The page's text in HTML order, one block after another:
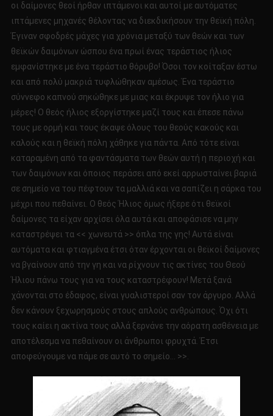
οι δαίμονες θεοί ήρθαν ιπτάμενοι και αυτοί με αυτόματες
ιπτάμενες μηχανές θέλοντας να διεκδικήσουν την θεϊκή πόλη.
Έγιναν σφοδρές μάχες για χρόνια μεταξύ των θεών και των
θεϊκών δαιμόνων ώσπου ένα πρωί ένας τεράστιος ήλιος
εμφανίστηκε με ένα τεράστιο θόρυβο! Όσοι τον κοίταξαν έστω
και από πολύ μακριά τυφλώθηκαν αμέσως. Ένα τεράστιο
σύννεφο καπνού σηκώθηκε με μιας και έκρυψε τον ήλιο για
μέρες! Ο θεός ήλιος εξοργίστηκε μαζί τους και έπεσε πάνω
τους με ορμή και τους έκαψε όλους του θεούς κακούς και
καλούς και η θεϊκή πόλη χάθηκε για πάντα. Από τότε είναι
καταραμένη από τα φαντάσματα των θεών αυτή η περιοχή και
των δαιμόνων και όποιος περάσει από εκεί αρρωσταίνει βαριά
σε σημείο να του πέφτουν τα μαλλιά και να σαπίζει η σάρκα του
μέχρι που πεθαίνει. Ο θεός Ήλιος όμως ήξερε ότι θεϊκοί
δαίμονες τα είχαν αρχίσει όλα αυτά και αποφάσισε να μην
καταστρέψει τα << χωνευτά >> όπλα της γης! Αυτά είναι
αυτόματα και φτιαγμένα έτσι όταν έρχονται οι θεϊκοί δαίμονες
να βγαίνουν από την γη και να ρίχνουν τις ακτίνες του Θεού
Ήλιου πάνω τους για να τους καταστρέφουν! Μετά ξανά
χάνονται στο έδαφος, είναι γυαλιστεροί σαν τον άργυρο. Αλλά
δεν κάνουν ξεχωρησμούς στους απλούς ανθρώπους. Όχι ότι
τους καίει η ακτίνα τους αλλά ξερνάνε την αόρατη ασθένεια με
αποτέλεσμα να πεθαίνουν οι άνθρωποι φρυχτά. Έτσι
αποφεύγουμε να πάμε σε αυτό το σημείο… >>.